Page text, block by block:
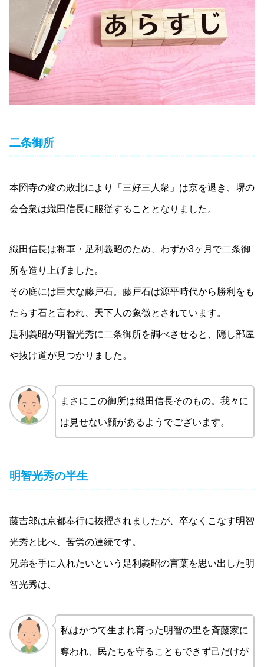
二条御所
本圀寺の変の敗北により「三好三人衆」は京を退き、堺の
会合衆は織田信長に服従することとなりました。
織田信長は将軍・足利義昭のため、わずか3ヶ月で二条御
所を造り上げました。
その庭には巨大な藤戸石。藤戸石は源平時代から勝利をも
たらす石と言われ、天下人の象徴とされています。
足利義昭が明智光秀に二条御所を調べさせると、隠し部屋
や抜け道が見つかりました。
まさにこの御所は織田信長そのもの。我々に
は見せない顔があるようでございます。
明智光秀の半生
藤吉郎は京都奉行に抜擢されましたが、卒なくこなす明智
光秀と比べ、苦労の連続です。
兄弟を手に入れたいという足利義昭の言葉を思い出した明
智光秀は、
私はかつて生まれ育った明智の里を斉藤家に
奪われ、民たちを守ることもできず己だけが